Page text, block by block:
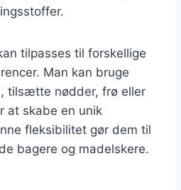
tilpasses til forskellige
Man kan bruge
tilsætte nødder, frø eller
at skabe en unik
fleksibilitet gør dem til
bagere og madelskere.